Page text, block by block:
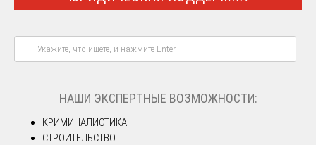
НАШИ ЭКСПЕРТНЫЕ ВОЗМОЖНОСТИ:
КРИМИНАЛИСТИКА
СТРОИТЕЛЬСТВО